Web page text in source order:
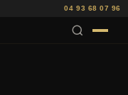
04 93 68 07 96